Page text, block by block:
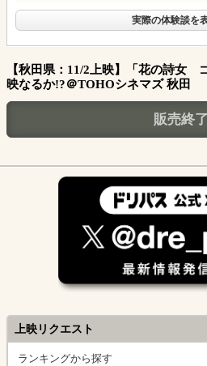
実際の体験談を
【秋田県：11/2上映】「花の詩女
映なるか!?＠TOHOシネマズ 秋田
販売終了
上映リクエスト
ランキングから探す